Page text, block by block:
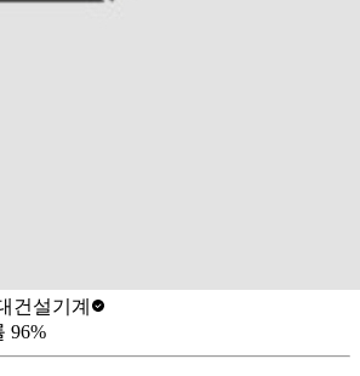
건설기계
96%